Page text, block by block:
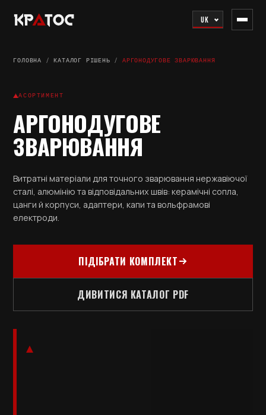
UK
ГОЛОВНА /КАТАЛОГ РІШЕНЬ /АРГОНОДУГОВЕ ЗВАРЮВАННЯ
АСОРТИМЕНТ
АРГОНОДУГОВЕ
ЗВАРЮВАННЯ
Витратні матеріали для точного зварювання нержавіючої
сталі, алюмінію та відповідальних швів: керамічні сопла,
цанги й корпуси, адаптери, капи та вольфрамові
електроди.
ПІДІБРАТИ КОМПЛЕКТ
ДИВИТИСЯ КАТАЛОГ PDF